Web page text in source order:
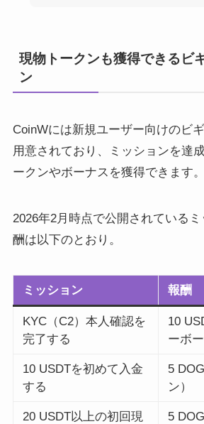
現物トークンも獲得できるビ
ン
CoinWには新規ユーザー向けのビ
用意されており、ミッションを達
ークンやボーナスを獲得できます。
2026年2月時点で公開されている
酬は以下のとおり。
ミッション 報酬
KYC（C2）本人確認を
完了する
10
ーボ
10 USDTを初めて入金
する
5
ン）
20 USDT以上の初回現
5